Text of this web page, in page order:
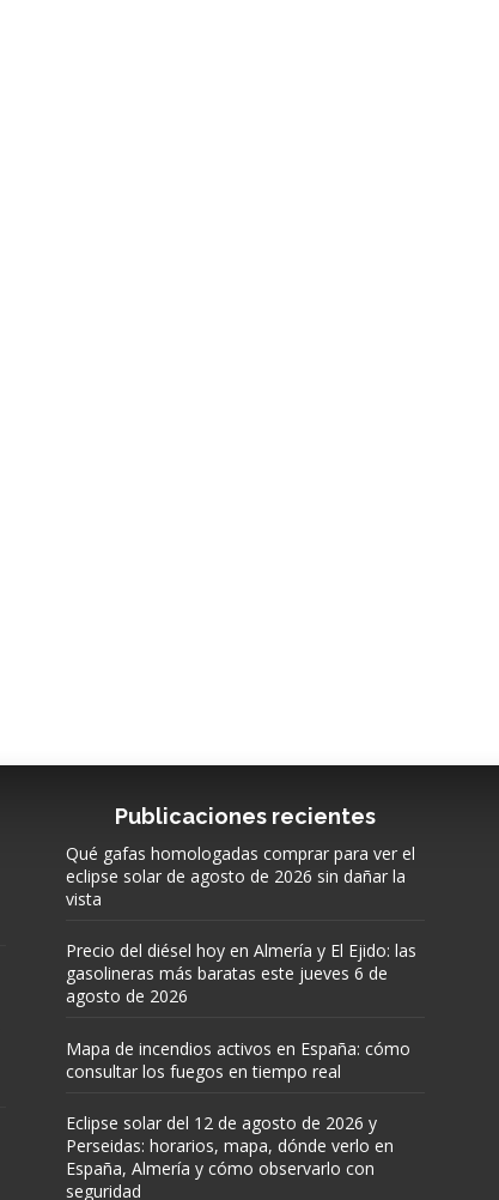
Publicaciones recientes
Qué gafas homologadas comprar para ver el
eclipse solar de agosto de 2026 sin dañar la
vista
Precio del diésel hoy en Almería y El Ejido: las
gasolineras más baratas este jueves 6 de
agosto de 2026
Mapa de incendios activos en España: cómo
consultar los fuegos en tiempo real
Eclipse solar del 12 de agosto de 2026 y
Perseidas: horarios, mapa, dónde verlo en
España, Almería y cómo observarlo con
seguridad